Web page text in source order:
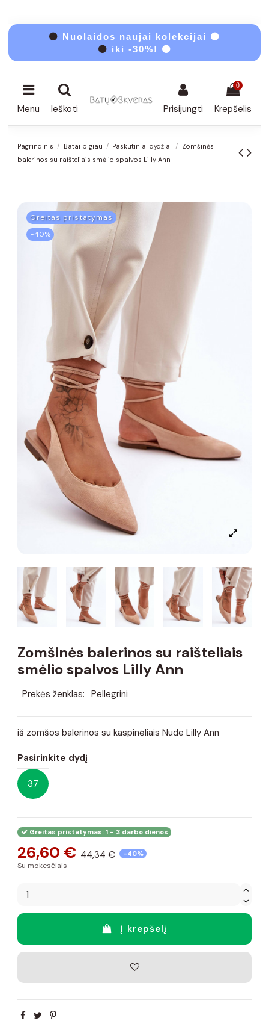
⚫ Nuolaidos naujai kolekcijai ⚫
⚫ iki -30%! ⚫
Menu Ieškoti Prisijungti
0
Krepšelis
Pagrindinis Batai pigiau Paskutiniai dydžiai
Zomšinės
balerinos su raišteliais smėlio spalvos Lilly Ann
Greitas pristatymas
−40%
Zomšinės balerinos su raišteliais
smėlio spalvos Lilly Ann
Prekės ženklas: Pellegrini
iš zomšos balerinos su kaspinėliais Nude Lilly Ann
Pasirinkite dydį
37
Greitas pristatymas: 1 - 3 darbo dienos
26,60 € 44,34 € -40%
Su mokesčiais
Į krepšelį